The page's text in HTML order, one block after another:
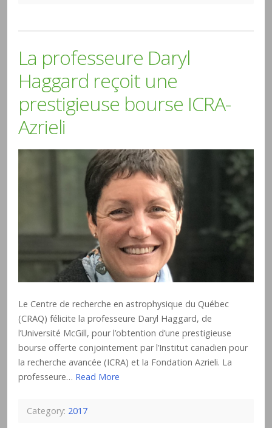
La professeure Daryl
Haggard reçoit une
prestigieuse bourse ICRA-
Azrieli
Le Centre de recherche en astrophysique du Québec
(CRAQ) félicite la professeure Daryl Haggard, de
l’Université McGill, pour l’obtention d’une prestigieuse
bourse offerte conjointement par l’Institut canadien pour
la recherche avancée (ICRA) et la Fondation Azrieli. La
professeure… Read More
Category: 2017